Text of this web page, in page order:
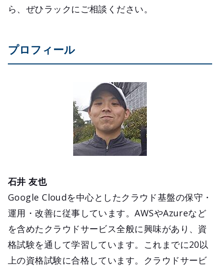
ら、ぜひラックにご相談ください。
プロフィール
石井 友也
Google Cloudを中心としたクラウド基盤の保守・
運用・改善に従事しています。AWSやAzureなど
を含めたクラウドサービス全般に興味があり、資
格試験を通して学習しています。これまでに20以
上の資格試験に合格しています。クラウドサービ